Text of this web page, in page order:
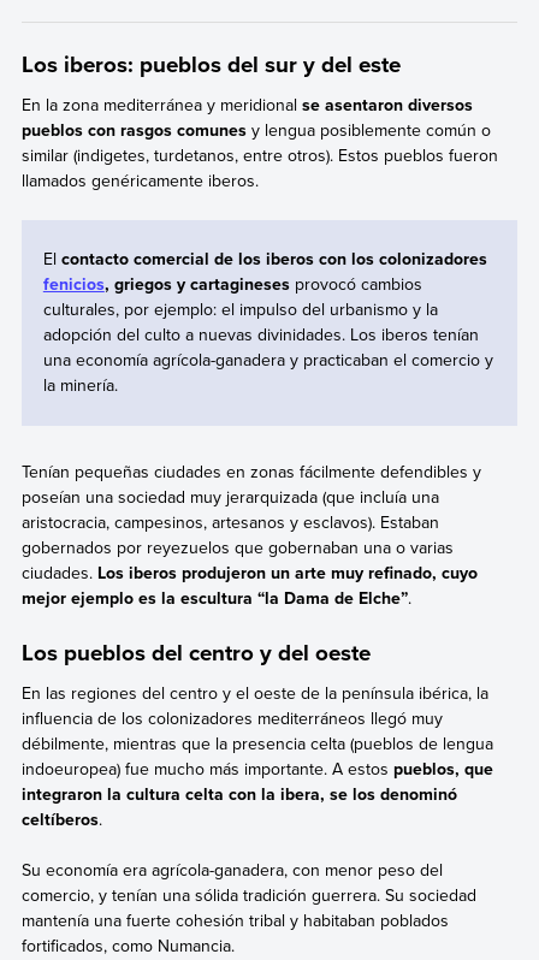
Los iberos: pueblos del sur y del este
En la zona mediterránea y meridional se asentaron diversos
pueblos con rasgos comunesy lengua posiblemente común o
similar (indigetes, turdetanos, entre otros). Estos pueblos fueron
llamados genéricamente iberos.
El contacto comercial de los iberos con los colonizadores
fenicios, griegos y cartaginesesprovocó cambios
culturales, por ejemplo: el impulso del urbanismo y la
adopción del culto a nuevas divinidades. Los iberos tenían
una economía agrícola-ganadera y practicaban el comercio y
la minería.
Tenían pequeñas ciudades en zonas fácilmente defendibles y
poseían una sociedad muy jerarquizada (que incluía una
aristocracia, campesinos, artesanos y esclavos). Estaban
gobernados por reyezuelos que gobernaban una o varias
ciudades. Los iberos produjeron un arte muy refinado, cuyo
mejor ejemplo es la escultura “la Dama de Elche”.
Los pueblos del centro y del oeste
En las regiones del centro y el oeste de la península ibérica, la
influencia de los colonizadores mediterráneos llegó muy
débilmente, mientras que la presencia celta (pueblos de lengua
indoeuropea) fue mucho más importante. A estos pueblos, que
integraron la cultura celta con la ibera, se los denominó
celtíberos.
Su economía era agrícola-ganadera, con menor peso del
comercio, y tenían una sólida tradición guerrera. Su sociedad
mantenía una fuerte cohesión tribal y habitaban poblados
fortificados, como Numancia.